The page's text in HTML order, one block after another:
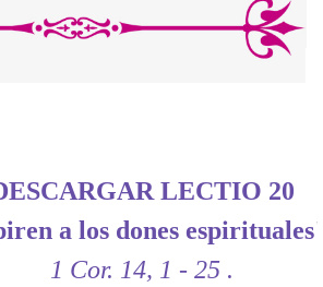
LECTIO 20
a los dones
1 Cor. 14, 1 - 25 .